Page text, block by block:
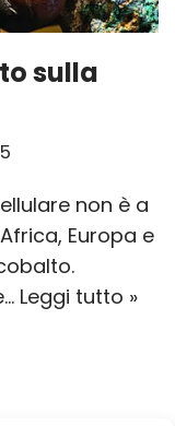
sulla
non è a
Europa e
Leggi tutto »